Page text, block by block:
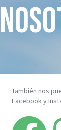
También nos
Facebook y